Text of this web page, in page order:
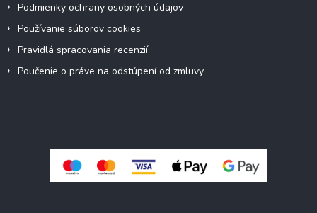
Podmienky ochrany osobných údajov
Používanie súborov cookies
Pravidlá spracovania recenzií
Poučenie o práve na odstúpení od zmluvy